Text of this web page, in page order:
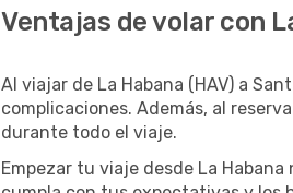
Ventajas de volar con
Al viajar de La Habana (HAV) a
complicaciones. Además, al
durante todo el viaje.
Empezar tu viaje desde La